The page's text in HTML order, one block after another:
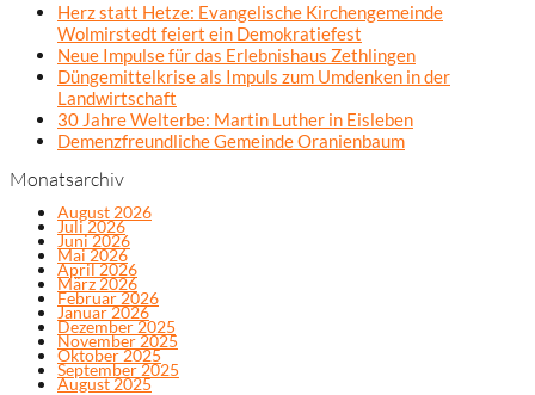
Herz statt Hetze: Evangelische Kirchengemeinde
Wolmirstedt feiert ein Demokratiefest
Neue Impulse für das Erlebnishaus Zethlingen
Düngemittelkrise als Impuls zum Umdenken in der
Landwirtschaft
30 Jahre Welterbe: Martin Luther in Eisleben
Demenzfreundliche Gemeinde Oranienbaum
Monatsarchiv
August 2026
Juli 2026
Juni 2026
Mai 2026
April 2026
März 2026
Februar 2026
Januar 2026
Dezember 2025
November 2025
Oktober 2025
September 2025
August 2025